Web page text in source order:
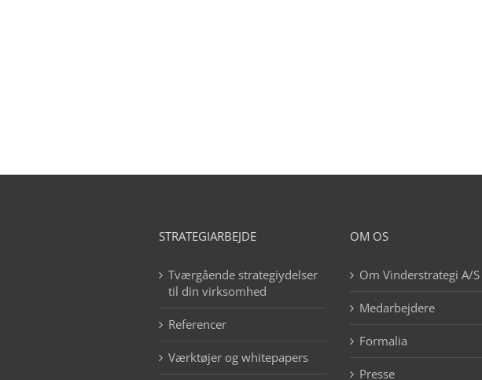
STRATEGIARBEJDE
Tværgående strategiydelser
til din virksomhed
Referencer
Værktøjer og whitepapers
OM OS
Om Vinderstrategi A/S
Medarbejdere
Formalia
Presse